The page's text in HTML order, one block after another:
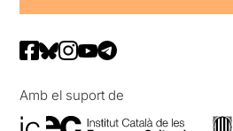
Amb el suport de